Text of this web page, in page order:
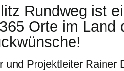
Rundweg ist
Orte im Land
und Projektleiter Rainer